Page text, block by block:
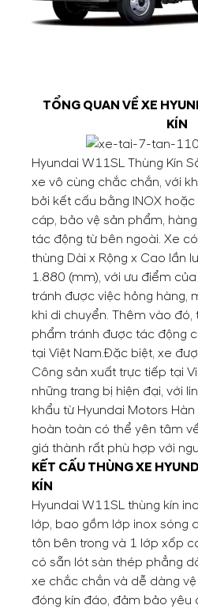
TỔNG QUAN VỀ XE
KÍN
Hyundai W11SL Thùng Kín
xe vô cùng chắc chắn, với
bởi kết cấu bằng INOX
cáp, bảo vệ sản phẩm,
tác động từ bên ngoài. Xe
thùng Dài x Rộng x Cao lần
1.880 (mm), với ưu điểm
tránh được việc hỏng hàng,
khi di chuyển. Thêm vào đó,
phẩm tránh được tác động
tại Việt Nam.Đặc biệt, xe
Công sản xuất trực tiếp tại
những trang bị hiện đại, với
khẩu từ Hyundai Motors
hoàn toàn có thể yên tâm
giá thành rất phù hợp với
KẾT CẤU THÙNG XE
KÍN
Hyundai W11SL thùng kín
lớp, bao gồm lớp inox sóng
tôn bên trong và 1 lớp xốp
có sẵn lót sàn thép phẳng
xe chắc chắn và dễ dàng
đóng kín đáo, đảm bảo yêu